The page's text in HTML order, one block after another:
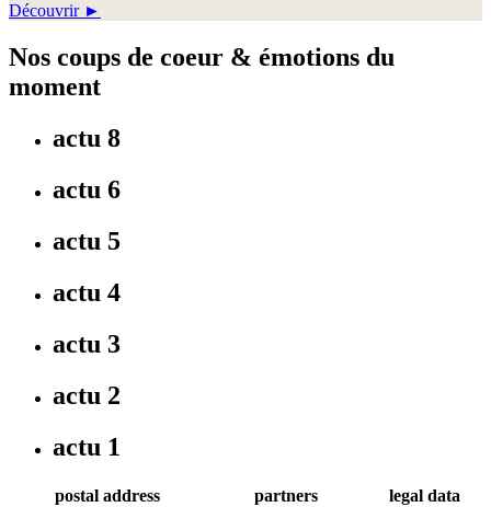
Découvrir►
Nos coups de coeur & émotions du
moment
actu 8
actu 6
actu 5
actu 4
actu 3
actu 2
actu 1
postal address partners legal data